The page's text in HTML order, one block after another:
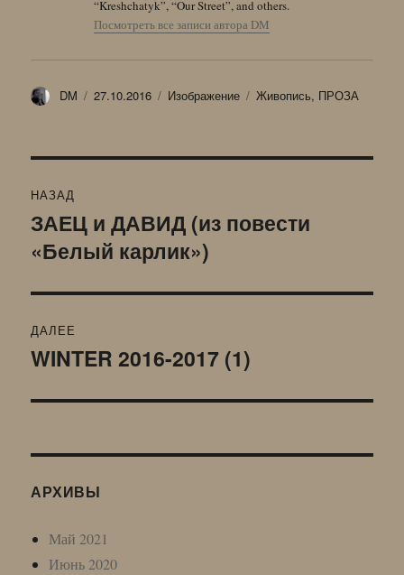
“Kreshchatyk”, “Our Street”, and others.
Посмотреть все записи автора DM
Автор
DM Опубликовано
27.10.2016 Формат
Изображение Рубрики
Живопись, ПРОЗА
по
записям
НАЗАД
Предыдущая
запись:
ЗАЕЦ и ДАВИД (из повести
«Белый карлик»)
ДАЛЕЕ
Следующая
WINTER 2016-2017 (1)
АРХИВЫ
Май 2021
Июнь 2020